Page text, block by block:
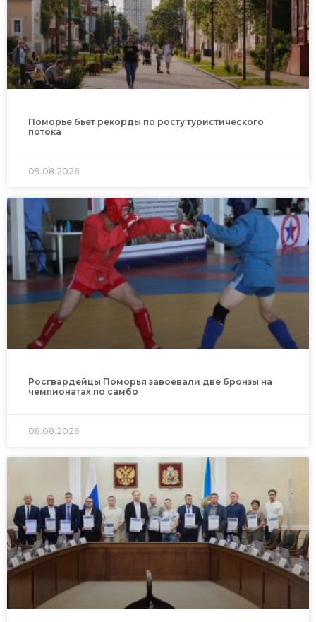
Поморье бьет рекорды по росту туристического
потока
09.08.2026
Росгвардейцы Поморья завоевали две бронзы на
чемпионатах по самбо
08.08.2026